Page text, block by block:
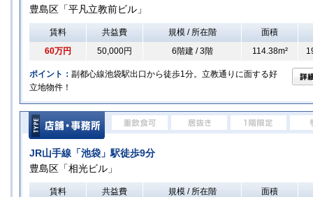
豊島区「平凡立教前ビル」
賃料 共益費 規模 / 所在階
面積
60万円
50,000円 6階建 / 3階 114.38m²
ポイント： 副都心線池袋駅出口から徒歩1分。立教通りに面する好
立地物件！
JR山手線「池袋」駅徒歩9分
豊島区「相光ビル」
賃料 共益費 規模 / 所在階
面積